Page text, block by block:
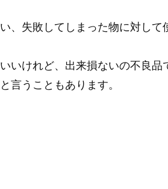
、失敗してしまった物に対して
いけれど、出来損ないの不良品
と言うこともあります。